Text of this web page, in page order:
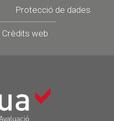
Protecció de dades
Crèdits web